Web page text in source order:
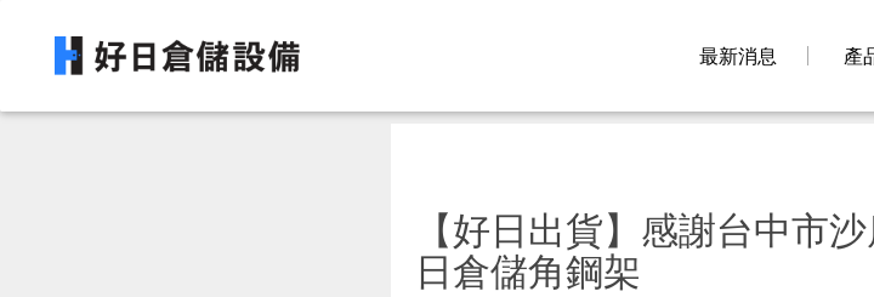
最新消息 產
【好日出貨】感謝台中市
日倉儲角鋼架